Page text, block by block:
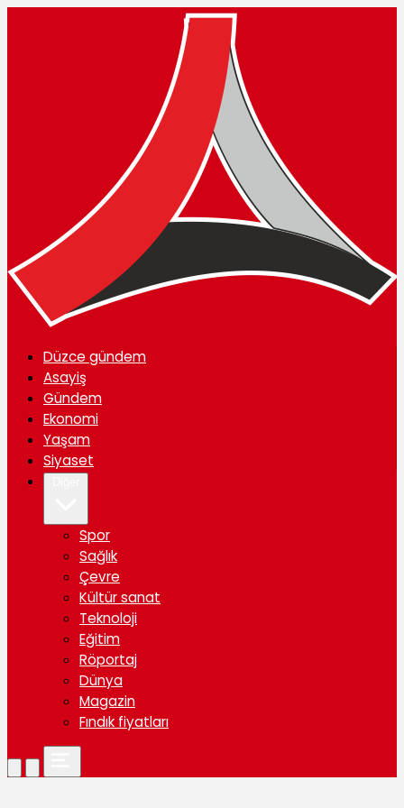
Düzce gündem
Asayiş
Gündem
Ekonomi
Yaşam
Siyaset
Spor
Sağlık
Çevre
Kültür sanat
Teknoloji
Eğitim
Röportaj
Dünya
Magazin
Fındık fiyatları